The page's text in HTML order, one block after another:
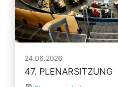
24.06.2026
47. PLENARSITZUNG